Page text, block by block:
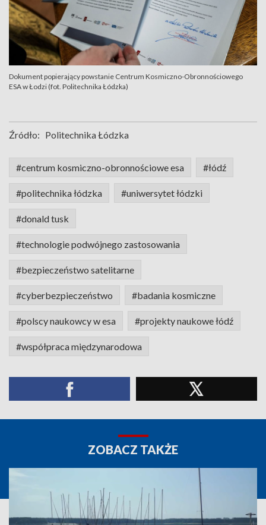
Dokument popierający powstanie Centrum Kosmiczno-Obronnościowego
ESA w Łodzi (fot. Politechnika Łódzka)
Źródło: Politechnika Łódzka
#centrum kosmiczno-obronnościowe esa #łódź
#politechnika łódzka #uniwersytet łódzki
#donald tusk
#technologie podwójnego zastosowania
#bezpieczeństwo satelitarne
#cyberbezpieczeństwo #badania kosmiczne
#polscy naukowcy w esa #projekty naukowe łódź
#współpraca międzynarodowa
ZOBACZ TAKŻE